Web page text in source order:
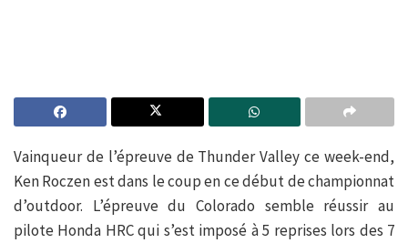
Vainqueur de l’épreuve de Thunder Valley ce week-end,
Ken Roczen est dans le coup en ce début de championnat
d’outdoor. L’épreuve du Colorado semble réussir au
pilote Honda HRC qui s’est imposé à 5 reprises lors des 7